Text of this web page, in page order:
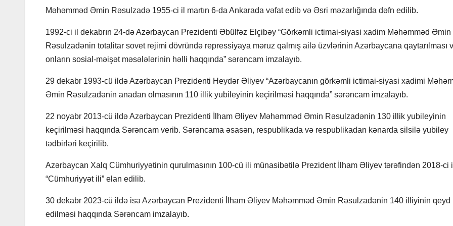
Məhəmməd Əmin Rəsulzadə 1955-ci il martın 6-da Ankarada vəfat edib və Əsri məzarlığında dəfn edilib.
1992-ci il dekabrın 24-də Azərbaycan Prezidenti Əbülfəz Elçibəy “Görkəmli ictimai-siyasi xadim Məhəmməd Əmin
Rəsulzadənin totalitar sovet rejimi dövründə repressiyaya məruz qalmış ailə üzvlərinin Azərbaycana qaytarılması
onların sosial-məişət məsələlərinin həlli haqqında” sərəncam imzalayıb.
29 dekabr 1993-cü ildə Azərbaycan Prezidenti Heydər Əliyev “Azərbaycanın görkəmli ictimai-siyasi xadimi
Əmin Rəsulzadənin anadan olmasının 110 illik yubileyinin keçirilməsi haqqında” sərəncam imzalayıb.
22 noyabr 2013-cü ildə Azərbaycan Prezidenti İlham Əliyev Məhəmməd Əmin Rəsulzadənin 130 illik yubileyinin
keçirilməsi haqqında Sərəncam verib. Sərəncama əsasən, respublikada və respublikadan kənarda silsilə yubiley
tədbirləri keçirilib.
Azərbaycan Xalq Cümhuriyyətinin qurulmasının 100-cü ili münasibətilə Prezident İlham Əliyev tərəfindən 2018-ci
“Cümhuriyyət ili” elan edilib.
30 dekabr 2023-cü ildə isə Azərbaycan Prezidenti İlham Əliyev Məhəmməd Əmin Rəsulzadənin 140 illiyinin qeyd
edilməsi haqqında Sərəncam imzalayıb.